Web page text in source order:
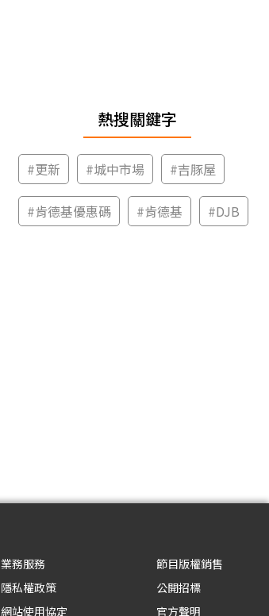
熱搜關鍵字
#更新 #城中市場 #吉豚屋
#肯德基優惠碼 #肯德基 #DJB
業務服務
隱私權政策
網站使用協定
節目版權銷售
公開招標
官方聲明